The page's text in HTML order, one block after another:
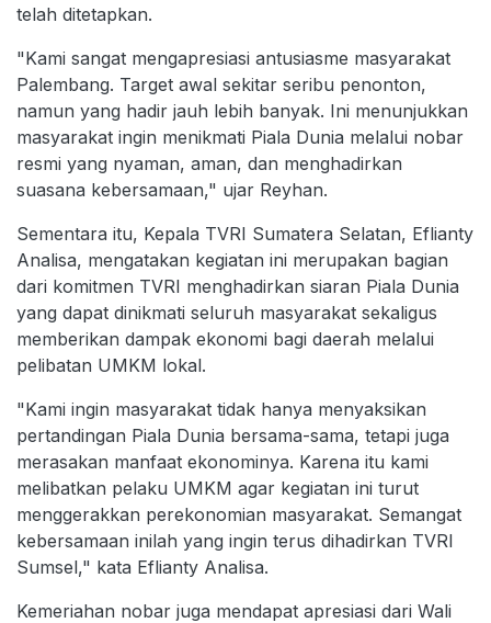
telah ditetapkan.
"Kami sangat mengapresiasi antusiasme masyarakat
Palembang. Target awal sekitar seribu penonton,
namun yang hadir jauh lebih banyak. Ini menunjukkan
masyarakat ingin menikmati Piala Dunia melalui nobar
resmi yang nyaman, aman, dan menghadirkan
suasana kebersamaan," ujar Reyhan.
Sementara itu, Kepala TVRI Sumatera Selatan, Eflianty
Analisa, mengatakan kegiatan ini merupakan bagian
dari komitmen TVRI menghadirkan siaran Piala Dunia
yang dapat dinikmati seluruh masyarakat sekaligus
memberikan dampak ekonomi bagi daerah melalui
pelibatan UMKM lokal.
"Kami ingin masyarakat tidak hanya menyaksikan
pertandingan Piala Dunia bersama-sama, tetapi juga
merasakan manfaat ekonominya. Karena itu kami
melibatkan pelaku UMKM agar kegiatan ini turut
menggerakkan perekonomian masyarakat. Semangat
kebersamaan inilah yang ingin terus dihadirkan TVRI
Sumsel," kata Eflianty Analisa.
Kemeriahan nobar juga mendapat apresiasi dari Wali